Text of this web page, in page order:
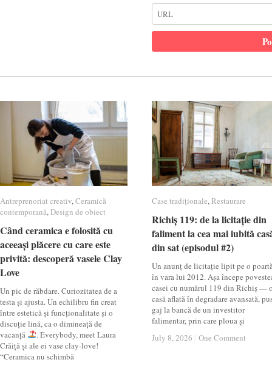
Antreprenoriat creativ,Ceramică
contemporană,Design de obiect
Când ceramica e folosită cu
aceeași plăcere cu care este
privită: descoperă vasele Clay
Love
Un pic de răbdare. Curiozitatea de a
testa și ajusta. Un echilibru fin creat
între estetică și funcționalitate și o
discuție lină, ca o dimineață de
vacanță
. Everybody, meet Laura
Crăiță și ale ei vase clay-love!
“Ceramica nu schimbă
Antreprenoriat creativ Ceramică
contemporană Design de obiect
Când ceramica e folosită cu
aceeași plăcere cu care este
privită: descoperă vasele Clay
Love
Case tradiționale,Restaurare
Richiș 119: de la licitație din
faliment la cea mai iubită
din sat (episodul #2)
Un anunț de licitație lipit pe o
în vara lui 2012. Așa începe
casei cu numărul 119 din Richiș —
casă aflată în degradare avansată,
gaj la bancă de un investitor
falimentar, prin care ploua și
July 8, 2026 / One Comment
Case tradiționale Restaurare
Richiș 119: de la licitație din
faliment la cea mai iubită
din sat (episodul #2)
July 8, 2026 / One Comment